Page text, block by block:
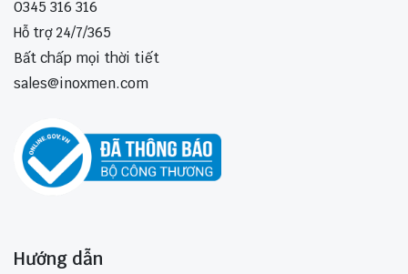
0345 316 316
Hỗ trợ 24/7/365
Bất chấp mọi thời tiết
sales@inoxmen.com
Hướng dẫn